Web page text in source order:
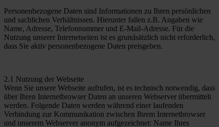
Personenbezogene Daten sind Informationen zu Ihren persönlichen
und sachlichen Verhältnissen. Hierunter fallen z.B. Angaben wie
Name, Adresse, Telefonnummer und E-Mail-Adresse. Für die
Nutzung unserer Internetseiten ist es grundsätzlich nicht erforderlich,
dass Sie aktiv personenbezogene Daten preisgeben.
2.1 Nutzung der Webseite
Wenn Sie unsere Webseite aufrufen, ist es technisch notwendig, dass
über Ihren Internetbrowser Daten an unseren Webserver übermittelt
werden. Folgende Daten werden während einer laufenden
Verbindung zur Kommunikation zwischen Ihrem Internetbrowser
und unserem Webserver anonym aufgezeichnet: Name Ihres